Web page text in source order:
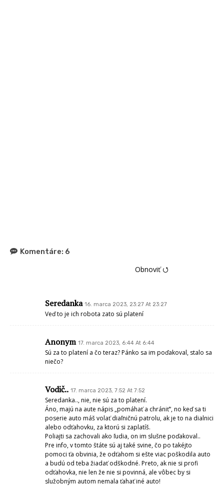
Komentáre: 6
Obnoviť ⭯
Seredanka 16. marca 2023, 23:27 At 23:27
Veď to je ich robota zato sú platení
Anonym 17. marca 2023, 6:44 At 6:44
Sú za to platení a čo teraz? Pánko sa im poďakoval, stalo sa
niečo?
Vodič.. 17. marca 2023, 7:52 At 7:52
Seredanka.., nie, nie sú za to platení.
Áno, majú na aute nápis „pomáhať a chrániť“, no keď sa ti
poserie auto máš volať diaľničnú patrolu, ak je to na dialnici
alebo odťahovku, za ktorú si zaplatíš.
Poliajti sa zachovali ako ľudia, on im slušne poďakoval..
Pre info, v tomto štáte sú aj také svine, čo po takéjto
pomoci ťa obvinia, že odťahom si ešte viac poškodila auto
a budú od teba žiadať odškodné. Preto, ak nie si profi
odťahovka, nie len že nie si povinná, ale vôbec by si
služobným autom nemala ťahať iné auto!